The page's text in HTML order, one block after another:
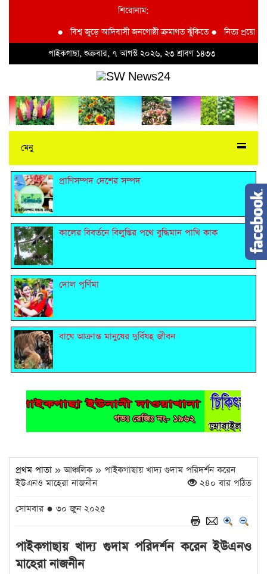
শিরোনাম:
●বিশ্ব জুড়ে আদিবাসী জনগোষ্ঠী ক্রমাগত ঝুঁকিতে●নিত্য প্রয়োজনীয়
পাইকগাছা, শুক্রবার, ৭ আগস্ট ২০২৬, ২৩ শ্রাবণ ১৪৩৩
মেনু
প্রাণিসম্পদ দেশের সম্পদ
কালের বিবর্তনে বিলুপ্তির পথে বুদ্ধিমান পাখি কাক
দোল পূর্ণিমা
বাঘে আক্রান্ত মানুষের দুর্বিষহ জীবন
প্রথম পাতা » আঞ্চলিক » পাইকগাছায় খাদ্য গুদাম পরিদর্শন করেন
ইউএনও মাহেরা নাজনীন
২৪০ বার পঠিত
সোমবার ● ৩০ জুন ২০২৫
পাইকগাছায় খাদ্য গুদাম পরিদর্শন করেন ইউএনও
মাহেরা নাজনীন